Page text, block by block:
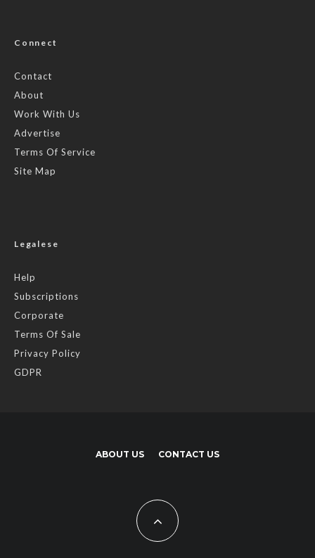
Connect
Contact
About
Work With Us
Advertise
Terms Of Service
Site Map
Legalese
Help
Subscriptions
Corporate
Terms Of Sale
Privacy Policy
GDPR
ABOUT US CONTACT US